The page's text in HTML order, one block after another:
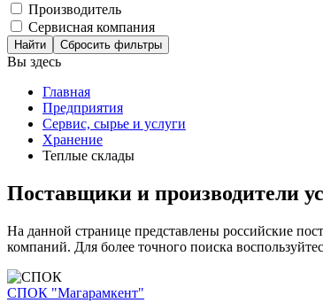
Производитель
Сервисная компания
Сбросить фильтры
Вы здесь
Главная
Предприятия
Сервис, сырье и услуги
Хранение
Теплые склады
Поставщики и производители
На данной странице представлены российские
компаний. Для более точного поиска
СПОК "Магарамкент"